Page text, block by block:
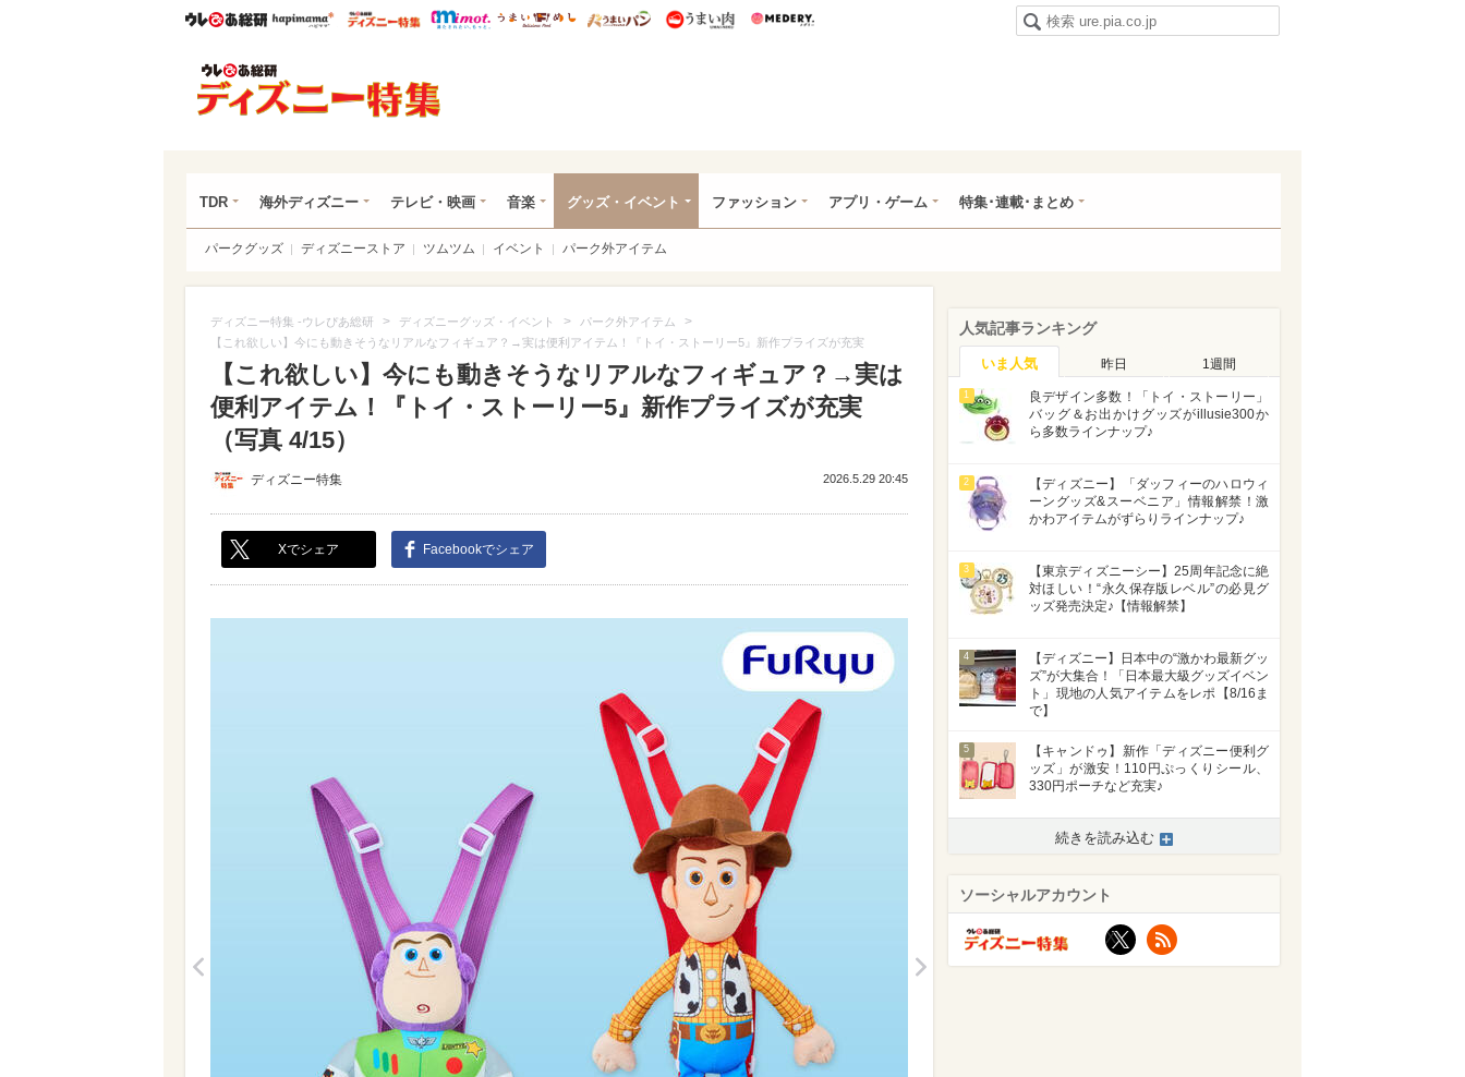
ウレぴあ総研ハピママ* ウレぴあ総研 ディズニー特集
mimot. うまいめし うまいパン うまい肉
TDR 海外ディズニー テレビ・映画 音楽 グッズ・イベント ファッション アプリ・ゲーム 特集･連載･まとめ
パークグッズ ディズニーストア ツムツム イベント パーク外アイテム
ディズニー特集 -ウレぴあ総研 > ディズニーグッズ・イベント > パーク外アイテム >
【これ欲しい】今にも動きそうなリアルなフィギュア？→実は便利アイテム！『トイ・ストーリー5』新作プライズが充実
【これ欲しい】今にも動きそうなリアルなフィギュア？→実は
便利アイテム！『トイ・ストーリー5』新作プライズが充実
（写真 4/15）
ディズニー特集 2026.5.29 20:45
Xでシェア Facebookでシェア
>
人気記事ランキング
いま人気 昨日 1週間
1
良デザイン多数！「トイ・ストーリー」
バッグ＆お出かけグッズがillusie300か
ら多数ラインナップ♪
2
【ディズニー】「ダッフィーのハロウィ
ーングッズ&スーベニア」情報解禁！激
かわアイテムがずらりラインナップ♪
3
【東京ディズニーシー】25周年記念に絶
対ほしい！“永久保存版レベル”の必見グ
ッズ発売決定♪【情報解禁】
4
【ディズニー】日本中の“激かわ最新グッ
ズ”が大集合！「日本最大級グッズイベン
ト」現地の人気アイテムをレポ【8/16ま
で】
5
【キャンドゥ】新作「ディズニー便利グ
ッズ」が激安！110円ぷっくりシール、
330円ポーチなど充実♪
続きを読み込む
ソーシャルアカウント
X